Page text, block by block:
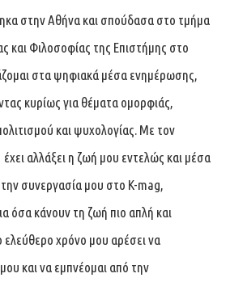
στην Αθήνα και σπούδασα στο τμήμα
και Φιλοσοφίας της Επιστήμης στο
στα ψηφιακά μέσα ενημέρωσης,
κυρίως για θέματα ομορφιάς,
και ψυχολογίας. Με τον
αλλάξει η ζωή μου εντελώς και μέσα
συνεργασία μου στο K-mag,
όσα κάνουν τη ζωή πιο απλή και
χρόνο μου αρέσει να
και να εμπνέομαι από την